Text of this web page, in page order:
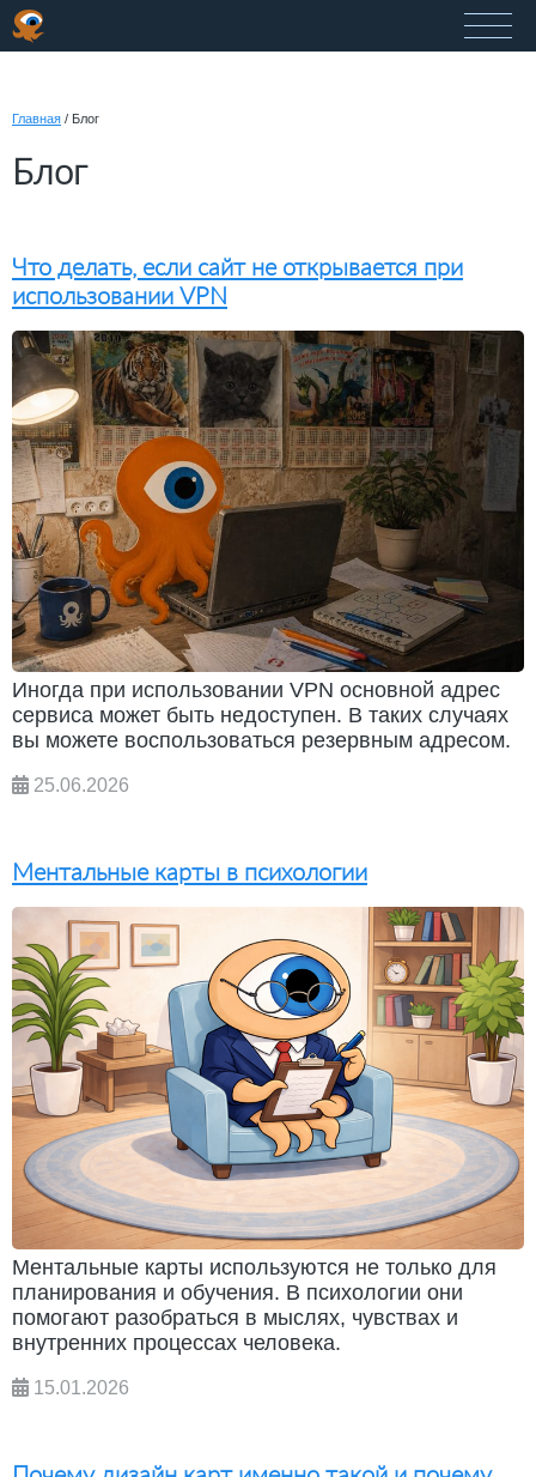
Главная / Блог
Блог
Что делать, если сайт не открывается при
использовании VPN
Иногда при использовании VPN основной адрес
сервиса может быть недоступен. В таких случаях
вы можете воспользоваться резервным адресом.
25.06.2026
Ментальные карты в психологии
Ментальные карты используются не только для
планирования и обучения. В психологии они
помогают разобраться в мыслях, чувствах и
внутренних процессах человека.
15.01.2026